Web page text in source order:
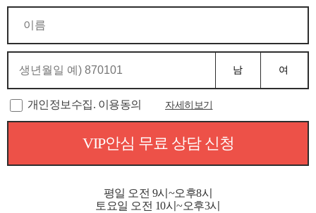
남 여
개인정보수집. 이용동의 자세히보기
VIP안심 무료 상담 신청
평일 오전 9시~오후8시
토요일 오전 10시~오후3시